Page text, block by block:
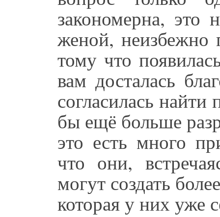
закономерна, это
женой, неизбежно
тому что
вам досталась
согласилась
бы ещё больше
это есть много
что они,
могут создать
которая у них уже